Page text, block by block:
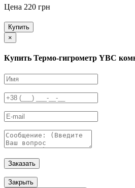
Цена 220 грн
Купить
×
Купить Термо-гигрометр YBC
Заказать
Закрыть